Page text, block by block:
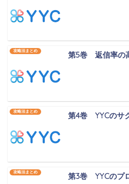
攻略法まとめ 第5巻 返信率の
攻略法まとめ 第4巻 YYCのサ
攻略法まとめ 第3巻 YYCのプ